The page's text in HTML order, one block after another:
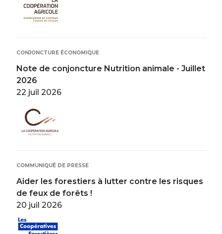
CONJONCTURE ÉCONOMIQUE
Note de conjoncture Nutrition animale - Juillet
2026
22 juil 2026
Image
COMMUNIQUÉ DE PRESSE
Aider les forestiers à lutter contre les risques
de feux de forêts !
20 juil 2026
Image